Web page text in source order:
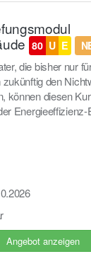
80 U E
die bisher nur
den
können diesen
Angebot anzeigen